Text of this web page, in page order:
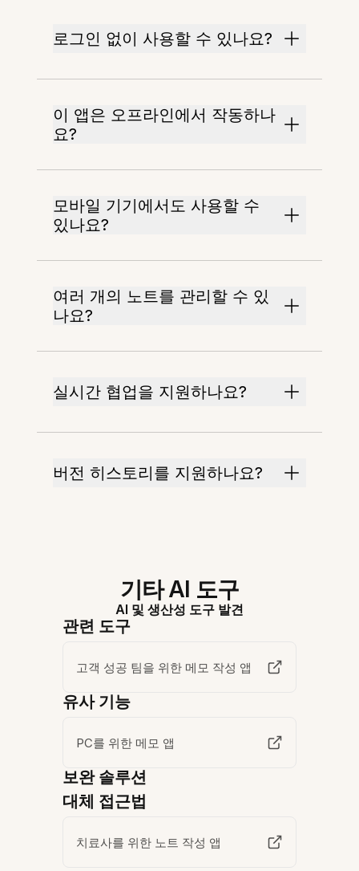
로그인 없이 사용할 수 있나요?
이 앱은 오프라인에서 작동하나
요?
모바일 기기에서도 사용할 수
있나요?
여러 개의 노트를 관리할 수 있
나요?
실시간 협업을 지원하나요?
버전 히스토리를 지원하나요?
기타 AI 도구
AI 및 생산성 도구 발견
관련 도구
고객 성공 팀을 위한 메모 작성 앱
유사 기능
PC를 위한 메모 앱
보완 솔루션
대체 접근법
치료사를 위한 노트 작성 앱